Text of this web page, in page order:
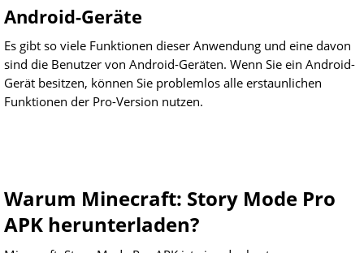
Android-Geräte
Es gibt so viele Funktionen dieser Anwendung und eine davon
sind die Benutzer von Android-Geräten. Wenn Sie ein Android-
Gerät besitzen, können Sie problemlos alle erstaunlichen
Funktionen der Pro-Version nutzen.
Warum Minecraft: Story Mode Pro
APK herunterladen?